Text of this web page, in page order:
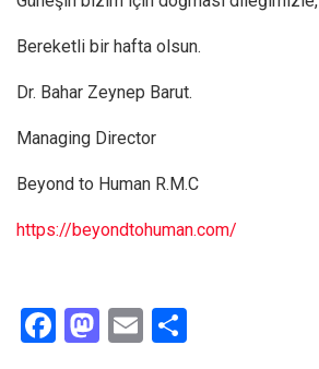
Bereketli bir hafta olsun.
Dr. Bahar Zeynep Barut.
Managing Director
Beyond to Human R.M.C
https://beyondtohuman.com/
F
M E